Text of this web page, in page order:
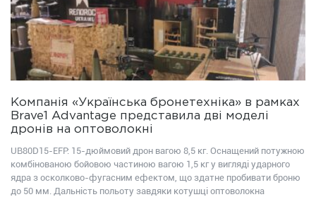
Компанія «Українська бронетехніка» в рамках
Brave1 Advantage представила дві моделі
дронів на оптоволокні
UB80D15-EFP: 15-дюймовий дрон вагою 8,5 кг. Оснащений потужною
комбінованою бойовою частиною вагою 1,5 кг у вигляді ударного
ядра з осколково-фугасним ефектом, що здатне пробивати броню
до 50 мм. Дальність польоту завдяки котушці оптоволокна